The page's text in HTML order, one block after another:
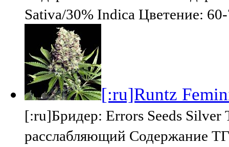
Sativa/30% Indica Цветение:
[:ru]Runtz
[:ru]Бридер: Errors Seeds
расслабляющий Содержание